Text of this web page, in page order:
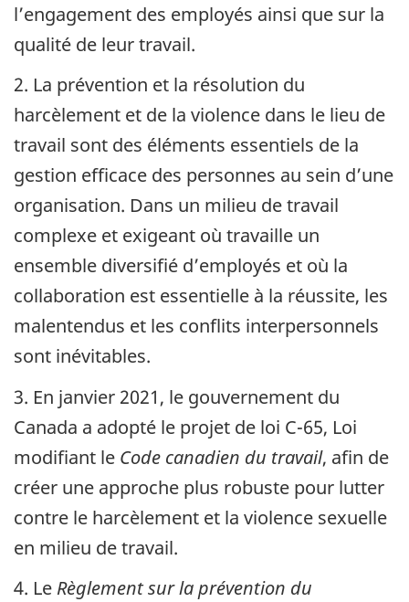
l’engagement des employés ainsi que sur la
qualité de leur travail.
2. La prévention et la résolution du
harcèlement et de la violence dans le lieu de
travail sont des éléments essentiels de la
gestion efficace des personnes au sein d’une
organisation. Dans un milieu de travail
complexe et exigeant où travaille un
ensemble diversifié d’employés et où la
collaboration est essentielle à la réussite, les
malentendus et les conflits interpersonnels
sont inévitables.
3. En janvier 2021, le gouvernement du
Canada a adopté le projet de loi C-65, Loi
modifiant le Code canadien du travail, afin de
créer une approche plus robuste pour lutter
contre le harcèlement et la violence sexuelle
en milieu de travail.
4. Le Règlement sur la prévention du